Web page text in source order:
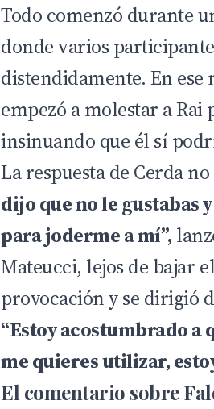
Todo comenzó durante
donde varios
distendidamente. En
empezó a molestar a
insinuando que él sí
La respuesta de Cerda
dijo que no le gustabas
para joderme a mí”,
Mateucci, lejos de bajar
provocación y se dirigió
“Estoy acostumbrado a
me quieres utilizar,
El comentario sobre